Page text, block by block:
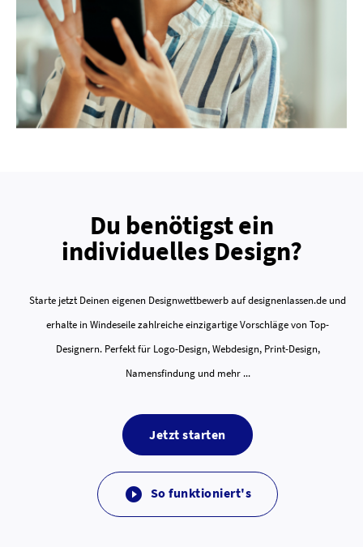
Du benötigst ein
individuelles Design?
Starte jetzt Deinen eigenen Designwettbewerb auf designenlassen.de und
erhalte in Windeseile zahlreiche einzigartige Vorschläge von Top-
Designern. Perfekt für Logo-Design, Webdesign, Print-Design,
Namensfindung und mehr ...
Jetzt starten
 So funktioniert's